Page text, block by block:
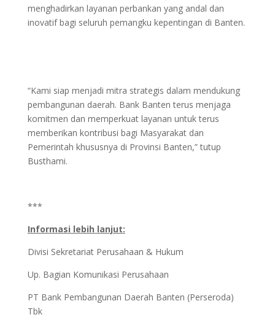
menghadirkan layanan perbankan yang andal dan
inovatif bagi seluruh pemangku kepentingan di Banten.
“Kami siap menjadi mitra strategis dalam mendukung
pembangunan daerah. Bank Banten terus menjaga
komitmen dan memperkuat layanan untuk terus
memberikan kontribusi bagi Masyarakat dan
Pemerintah khususnya di Provinsi Banten,” tutup
Busthami.
***
Informasi lebih lanjut:
Divisi Sekretariat Perusahaan & Hukum
Up. Bagian Komunikasi Perusahaan
PT Bank Pembangunan Daerah Banten (Perseroda)
Tbk